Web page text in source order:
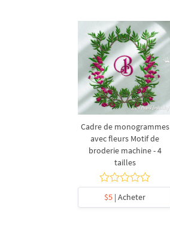
Cadre de monogrammes
avec fleurs Motif de
broderie machine - 4
tailles
$5 | Acheter